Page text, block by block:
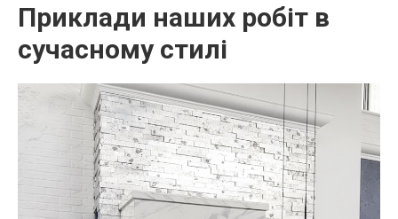
Приклади наших робіт в
сучасному стилі